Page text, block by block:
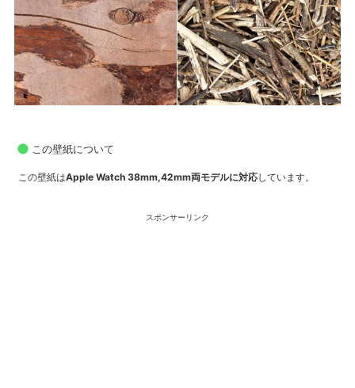
この壁紙について
この壁紙はApple Watch 38mm,42mm両モデルに対応しています。
スポンサーリンク